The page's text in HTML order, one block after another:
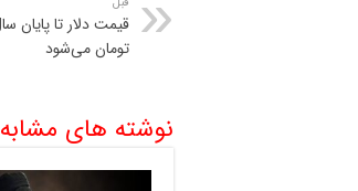
تومان می‌شود
نوشته های مشابه